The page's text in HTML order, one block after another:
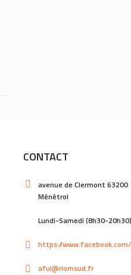
CONTACT
avenue de Clermont 63200
Ménétrol
Lundi-Samedi (8h30-20h30)
https://www.facebook.com/
aful@riomsud.fr